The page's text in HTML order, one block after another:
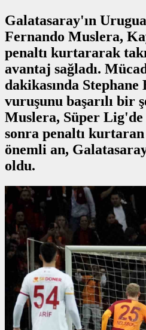
Galatasaray'ın
Fernando Muslera,
penaltı kurtararak
avantaj sağladı.
dakikasında
vuruşunu başarılı bir
Muslera, Süper
sonra penaltı
önemli an,
oldu.